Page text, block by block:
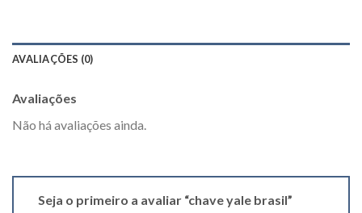
AVALIAÇÕES (0)
Avaliações
Não há avaliações ainda.
Seja o primeiro a avaliar “chave yale brasil”